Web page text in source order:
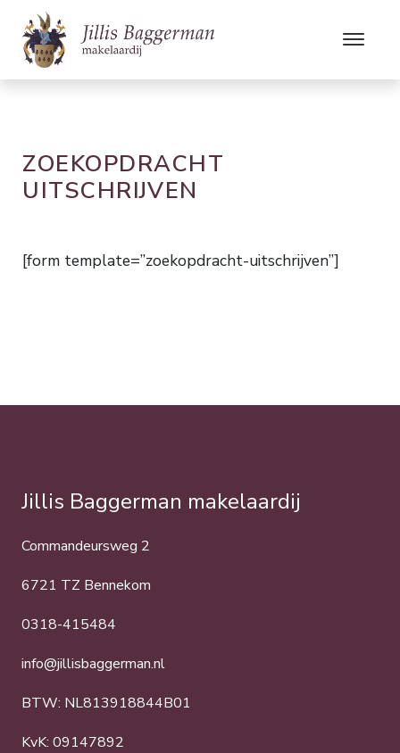
ZOEKOPDRACHT
UITSCHRIJVEN
[form template=”zoekopdracht-uitschrijven”]
Jillis Baggerman makelaardij
Commandeursweg 2
6721 TZ Bennekom
0318-415484
info@jillisbaggerman.nl
BTW: NL813918844B01
KvK: 09147892